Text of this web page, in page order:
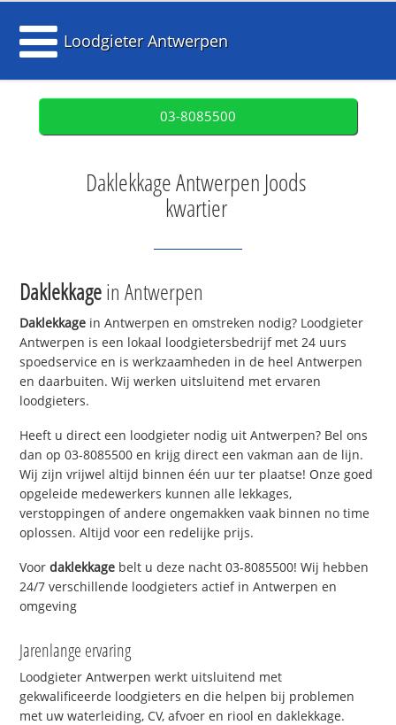
Loodgieter Antwerpen
03-8085500
Daklekkage Antwerpen Joods
kwartier
Daklekkagein Antwerpen
Daklekkage in Antwerpen en omstreken nodig? Loodgieter
Antwerpen is een lokaal loodgietersbedrijf met 24 uurs
spoedservice en is werkzaamheden in de heel Antwerpen
en daarbuiten. Wij werken uitsluitend met ervaren
loodgieters.
Heeft u direct een loodgieter nodig uit Antwerpen? Bel ons
dan op 03-8085500 en krijg direct een vakman aan de lijn.
Wij zijn vrijwel altijd binnen één uur ter plaatse! Onze goed
opgeleide medewerkers kunnen alle lekkages,
verstoppingen of andere ongemakken vaak binnen no time
oplossen. Altijd voor een redelijke prijs.
Voordaklekkage belt u deze nacht 03-8085500! Wij hebben
24/7 verschillende loodgieters actief in Antwerpen en
omgeving
Jarenlange ervaring
Loodgieter Antwerpen werkt uitsluitend met
gekwalificeerde loodgieters en die helpen bij problemen
met uw waterleiding, CV, afvoer en riool en daklekkage.